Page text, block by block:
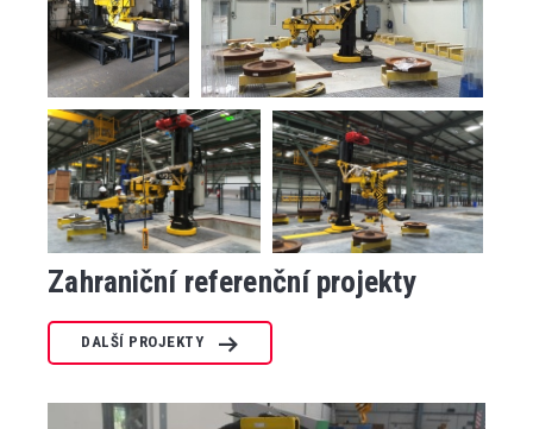
Zahraniční referenční projekty
DALŠÍ PROJEKTY